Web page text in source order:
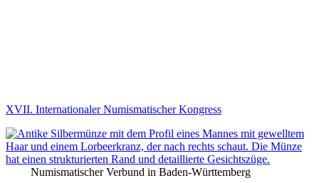
XVII. Internationaler Numismatischer Kongress
Numismatischer Verbund in Baden-Württemberg